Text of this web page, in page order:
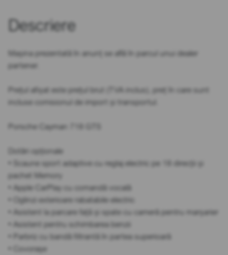
Descriere
Mașina prezentată în anunț se află în parcul unui dealer
partener.
Prețul afișat este prețul brut (TVA inclus), preț în care sunt
incluse comisionul de import și transportul.
Porsche Cayman 718 GTS
Dotări opționale
• Scaune sport adaptive cu reglaj electric pe 18 direcții și
pachet Memory
• Apple CarPlay cu comandă vocală
• Oglinzi exterioare rabatabile electric
• Asistent la parcare față și spate cu cameră pentru marșarier
• Asistent pentru schimbarea benzii
• Parbriz cu bandă filtrantă în partea superioară
• Covorașe